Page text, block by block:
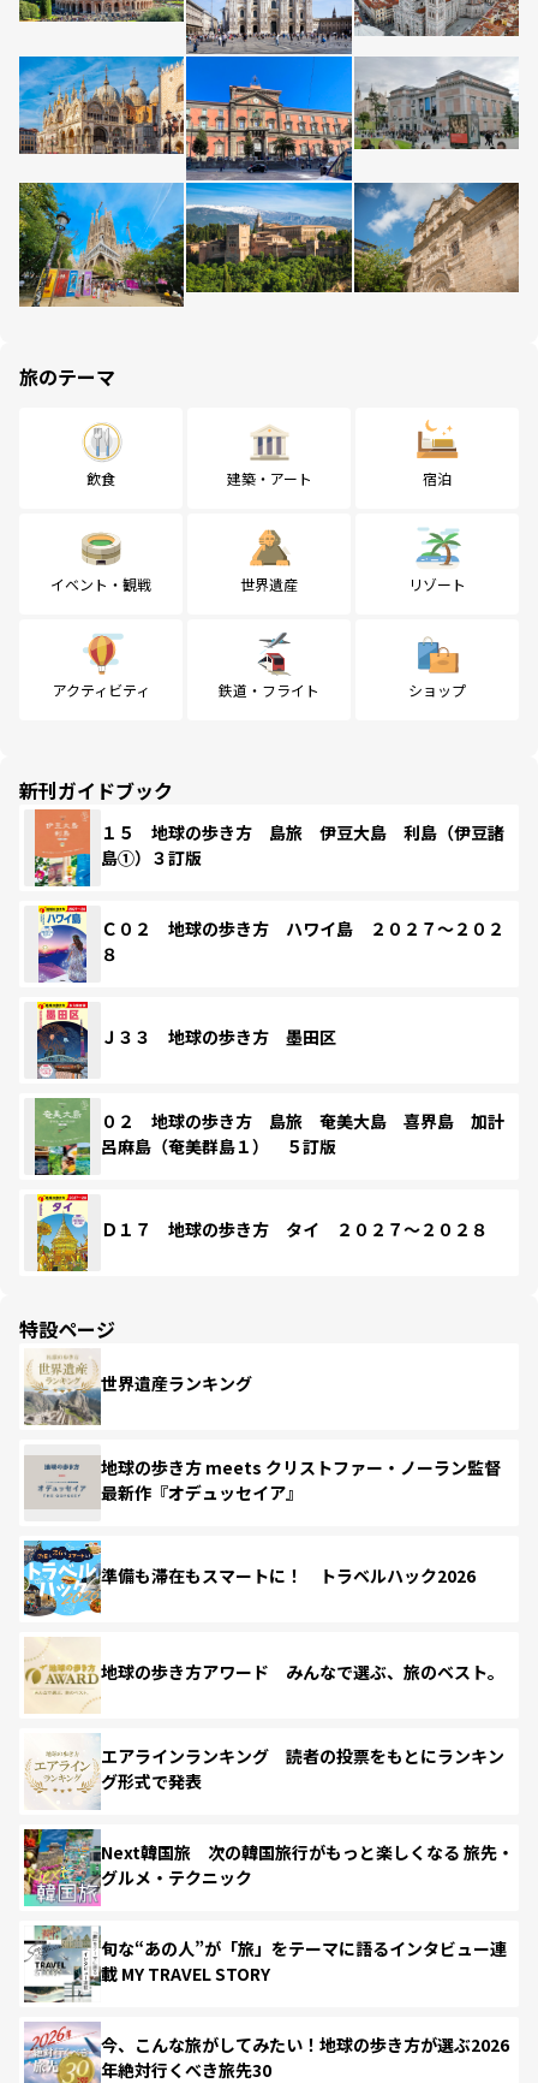
旅のテーマ
飲食 建築・アート 宿泊
イベント・観戦 世界遺産 リゾート
アクティビティ 鉄道・フライト ショップ
新刊ガイドブック
１５ 地球の歩き方 島旅 伊豆大島 利島（伊豆諸
島①）３訂版
Ｃ０２ 地球の歩き方 ハワイ島 ２０２７～２０２
８
Ｊ３３ 地球の歩き方 墨田区
０２ 地球の歩き方 島旅 奄美大島 喜界島 加計
呂麻島（奄美群島１） ５訂版
Ｄ１７ 地球の歩き方 タイ ２０２７～２０２８
特設ページ
世界遺産ランキング
地球の歩き方 meets クリストファー・ノーラン監督
最新作『オデュッセイア』
準備も滞在もスマートに！ トラベルハック2026
地球の歩き方アワード みんなで選ぶ、旅のベスト。
エアラインランキング 読者の投票をもとにランキン
グ形式で発表
Next韓国旅 次の韓国旅行がもっと楽しくなる 旅先・
グルメ・テクニック
旬な“あの人”が「旅」をテーマに語るインタビュー連
載 MY TRAVEL STORY
今、こんな旅がしてみたい！地球の歩き方が選ぶ2026
年絶対行くべき旅先30